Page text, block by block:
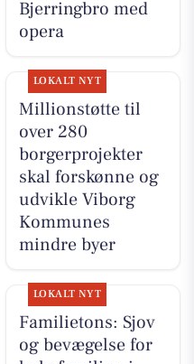
Bjerringbro med
opera
LOKALT NYT
Millionstøtte til
over 280
borgerprojekter
skal forskønne og
udvikle Viborg
Kommunes
mindre byer
LOKALT NYT
Familietons: Sjov
og bevægelse for